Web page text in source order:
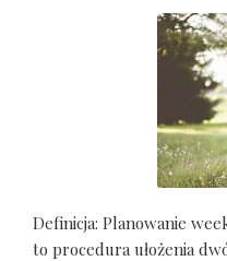
Definicja: Planowanie
to procedura ułożenia